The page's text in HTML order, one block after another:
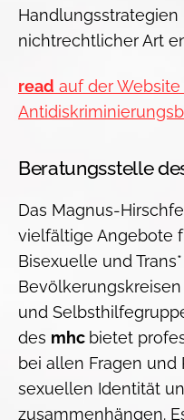
nichtrechtlicher Art
read auf der
Beratungsstelle
Das Magnus-
vielfältige Angebote
Bisexuelle und
und
des mhc bietet
bei allen Fragen
sexuellen Identität
zusammenhängen.